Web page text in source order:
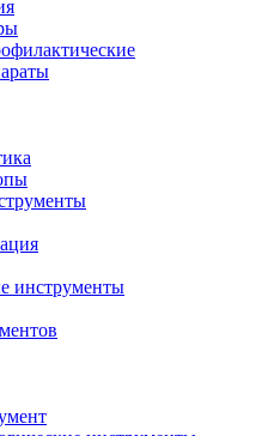
инструменты